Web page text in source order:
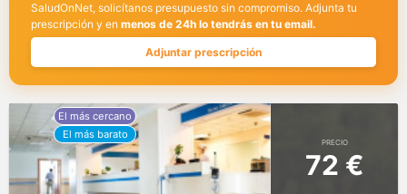
SaludOnNet, solicítanos presupuesto sin compromiso. Adjunta tu
prescripción y en menos de 24h lo tendrás en tu email.
Adjuntar prescripción
PRECIO
72 €